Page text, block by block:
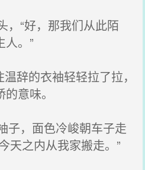
“好，那我们从此陌
人。”
辞的衣袖轻轻拉了拉，
意味。
，面色冷峻朝车子走
天之内从我家搬走。”